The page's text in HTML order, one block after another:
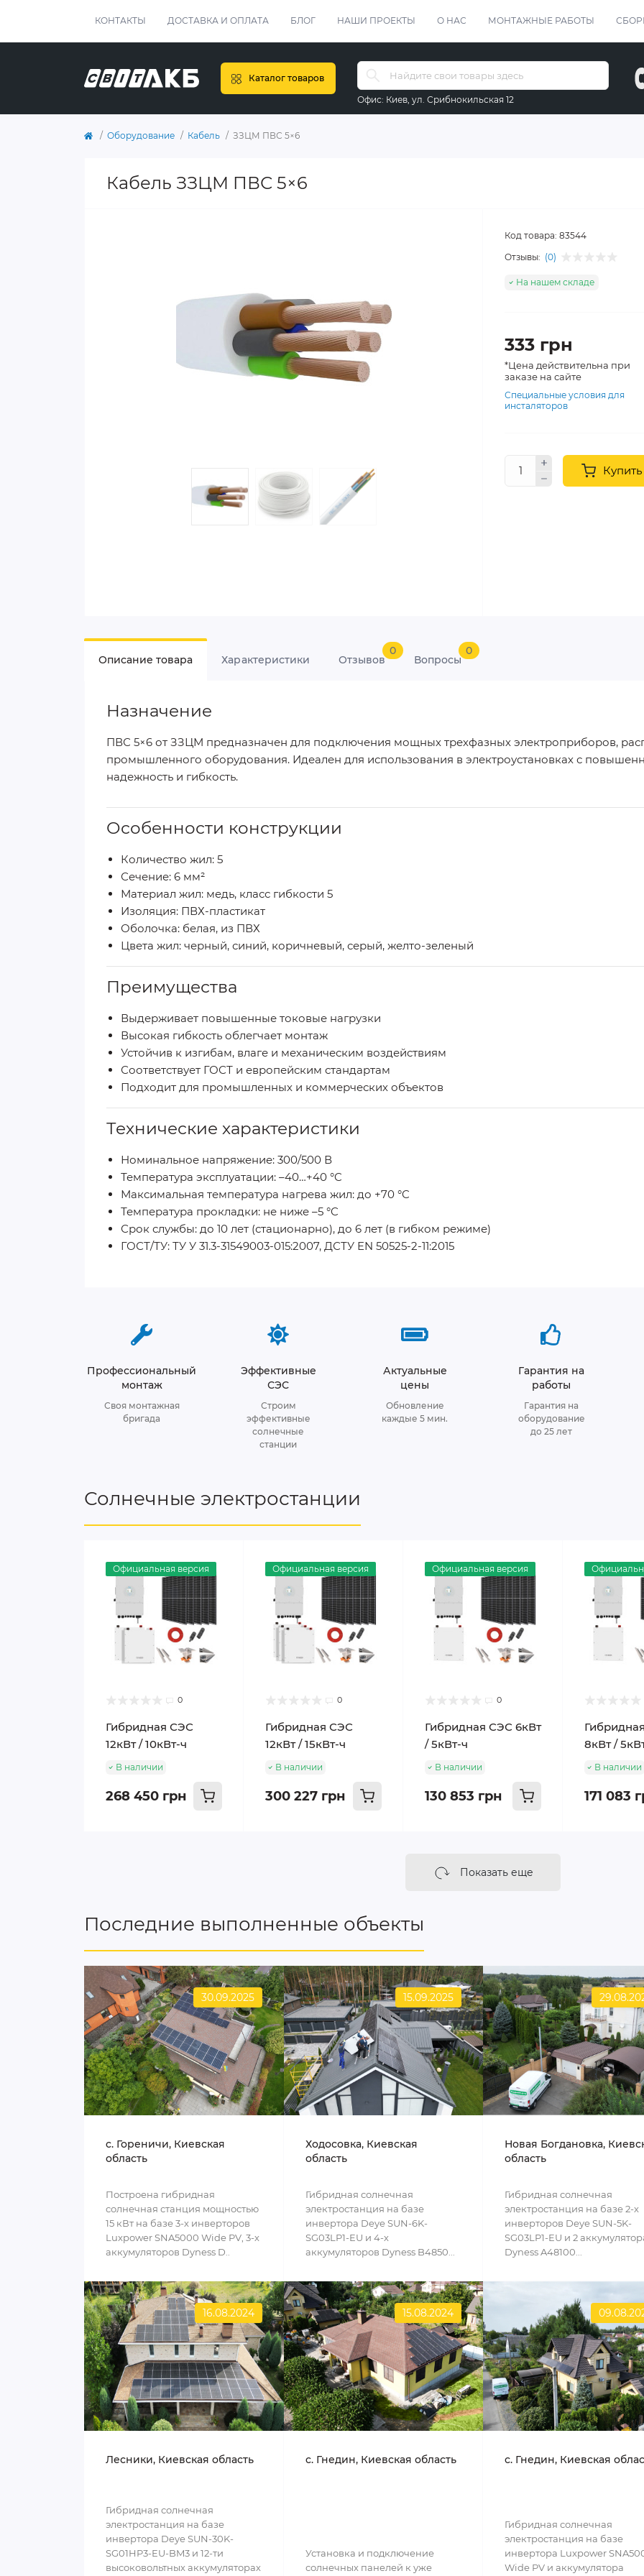
КОНТАКТЫ ДОСТАВКА И ОПЛАТА БЛОГ НАШИ ПРОЕКТЫ О НАС МОНТАЖНЫЕ РАБОТЫ
Каталог товаров
Офис: Киев, ул. Срибнокильская 12
Оборудование Кабель ЗЗЦМ ПВС 5×6
Кабель ЗЗЦМ ПВС 5×6
Код товара: 83544
Отзывы: (0)
На нашем складе
333 грн
*Цена действительна при
заказе на сайте
Специальные условия для
инсталяторов
Купить
Описание товара Характеристики Отзывов
0
Вопросы
0
Назначение
ПВС 5×6 от ЗЗЦМ предназначен для подключения мощных трехфазных электроприборов,
промышленного оборудования. Идеален для использования в электроустановках с
надежность и гибкость.
Особенности конструкции
Количество жил: 5
Сечение: 6 мм²
Материал жил: медь, класс гибкости 5
Изоляция: ПВХ-пластикат
Оболочка: белая, из ПВХ
Цвета жил: черный, синий, коричневый, серый, желто-зеленый
Преимущества
Выдерживает повышенные токовые нагрузки
Высокая гибкость облегчает монтаж
Устойчив к изгибам, влаге и механическим воздействиям
Соответствует ГОСТ и европейским стандартам
Подходит для промышленных и коммерческих объектов
Технические характеристики
Номинальное напряжение: 300/500 В
Температура эксплуатации: –40…+40 °C
Максимальная температура нагрева жил: до +70 °C
Температура прокладки: не ниже –5 °C
Срок службы: до 10 лет (стационарно), до 6 лет (в гибком режиме)
ГОСТ/ТУ: ТУ У 31.3-31549003-015:2007, ДСТУ EN 50525-2-11:2015
Профессиональный
монтаж
Своя монтажная
бригада
Эффективные
СЭС
Строим
эффективные
солнечные
станции
Актуальные
цены
Обновление
каждые 5 мин.
Гарантия на
работы
Гарантия на
оборудование
до 25 лет
Солнечные электростанции
Официальная версия
0
Гибридная СЭС
12кВт / 10кВт-ч
В наличии
268 450 грн
Официальная версия
0
Гибридная СЭС
12кВт / 15кВт-ч
В наличии
300 227 грн
Официальная версия
0
Гибридная СЭС 6кВт
/ 5кВт-ч
В наличии
130 853 грн
8кВт /
В наличии
171 083
Показать еще
Последние выполненные объекты
30.09.2025
c. Гореничи, Киевская
область
Построена гибридная
солнечная станция мощностью
15 кВт на базе 3-х инверторов
Luxpower SNA5000 Wide PV, 3-х
аккумуляторов Dyness D..
15.09.2025
Ходосовка, Киевская
область
Гибридная солнечная
электростанция на базе
инвертора Deye SUN-6K-
SG03LP1-EU и 4-х
аккумуляторов Dyness B4850...
Новая Богдановка,
область
Гибридная солнечная
электростанция на базе 2-х
инверторов Deye SUN-5K-
SG03LP1-EU и 2
Dyness A48100...
16.08.2024
Лесники, Киевская область
Гибридная солнечная
электростанция на базе
инвертора Deye SUN-30K-
SG01HP3-EU-BM3 и 12-ти
высоковольтных аккумуляторах
15.08.2024
c. Гнедин, Киевская область
Установка и подключение
солнечных панелей к уже
с. Гнедин, Киевская
Гибридная солнечная
электростанция на базе
инвертора Luxpower
Wide PV и аккумулятора